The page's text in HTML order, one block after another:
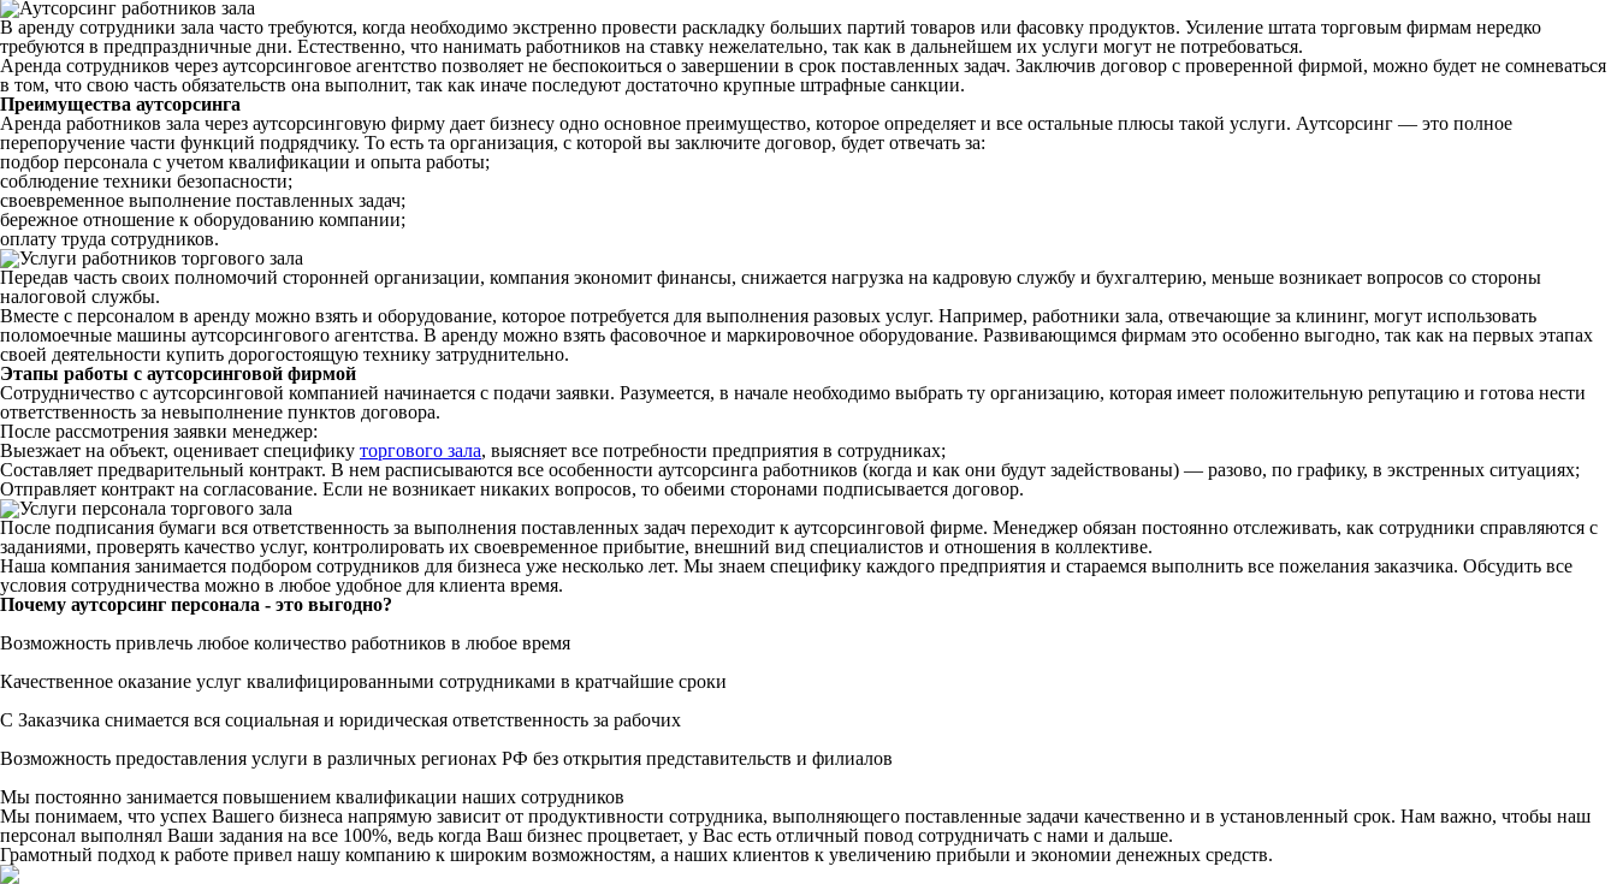
В аренду сотрудники зала часто требуются, когда необходимо экстренно провести раскладку больших партий товаров или фасовку продуктов. Усиление штата торговым фирмам нередко
требуются в предпраздничные дни. Естественно, что нанимать работников на ставку нежелательно, так как в дальнейшем их услуги могут не потребоваться.
Аренда сотрудников через аутсорсинговое агентство позволяет не беспокоиться о завершении в срок поставленных задач. Заключив договор с проверенной фирмой, можно будет не сомневаться
в том, что свою часть обязательств она выполнит, так как иначе последуют достаточно крупные штрафные санкции.
Преимущества аутсорсинга
Аренда работников зала через аутсорсинговую фирму дает бизнесу одно основное преимущество, которое определяет и все остальные плюсы такой услуги. Аутсорсинг — это полное
перепоручение части функций подрядчику. То есть та организация, с которой вы заключите договор, будет отвечать за:
подбор персонала с учетом квалификации и опыта работы;
соблюдение техники безопасности;
своевременное выполнение поставленных задач;
бережное отношение к оборудованию компании;
оплату труда сотрудников.
Передав часть своих полномочий сторонней организации, компания экономит финансы, снижается нагрузка на кадровую службу и бухгалтерию, меньше возникает вопросов со стороны
налоговой службы.
Вместе с персоналом в аренду можно взять и оборудование, которое потребуется для выполнения разовых услуг. Например, работники зала, отвечающие за клининг, могут использовать
поломоечные машины аутсорсингового агентства. В аренду можно взять фасовочное и маркировочное оборудование. Развивающимся фирмам это особенно выгодно, так как на первых этапах
своей деятельности купить дорогостоящую технику затруднительно.
Этапы работы с аутсорсинговой фирмой
Сотрудничество с аутсорсинговой компанией начинается с подачи заявки. Разумеется, в начале необходимо выбрать ту организацию, которая имеет положительную репутацию и готова нести
ответственность за невыполнение пунктов договора.
После рассмотрения заявки менеджер:
Выезжает на объект, оценивает специфику торгового зала, выясняет все потребности предприятия в сотрудниках;
Составляет предварительный контракт. В нем расписываются все особенности аутсорсинга работников (когда и как они будут задействованы) — разово, по графику, в экстренных ситуациях;
Отправляет контракт на согласование. Если не возникает никаких вопросов, то обеими сторонами подписывается договор.
После подписания бумаги вся ответственность за выполнения поставленных задач переходит к аутсорсинговой фирме. Менеджер обязан постоянно отслеживать, как сотрудники справляются с
заданиями, проверять качество услуг, контролировать их своевременное прибытие, внешний вид специалистов и отношения в коллективе.
Наша компания занимается подбором сотрудников для бизнеса уже несколько лет. Мы знаем специфику каждого предприятия и стараемся выполнить все пожелания заказчика. Обсудить все
условия сотрудничества можно в любое удобное для клиента время.
Почему аутсорсинг персонала - это выгодно?
Возможность привлечь любое количество работников в любое время
Качественное оказание услуг квалифицированными сотрудниками в кратчайшие сроки
С Заказчика снимается вся социальная и юридическая ответственность за рабочих
Возможность предоставления услуги в различных регионах РФ без открытия представительств и филиалов
Мы постоянно занимается повышением квалификации наших сотрудников
Мы понимаем, что успех Вашего бизнеса напрямую зависит от продуктивности сотрудника, выполняющего поставленные задачи качественно и в установленный срок. Нам важно, чтобы наш
персонал выполнял Ваши задания на все 100%, ведь когда Ваш бизнес процветает, у Вас есть отличный повод сотрудничать с нами и дальше.
Грамотный подход к работе привел нашу компанию к широким возможностям, а наших клиентов к увеличению прибыли и экономии денежных средств.